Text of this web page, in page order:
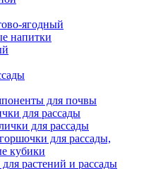
ягодный
напитки
для почвы
для рассады
для рассады
для рассады,
кубики
растений и рассады